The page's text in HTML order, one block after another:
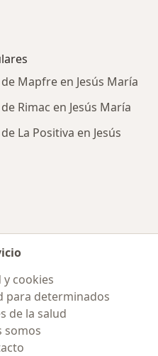
Mapfre en Jesús María
Rimac en Jesús María
La Positiva en Jesús
y cookies
para determinados
de la salud
somos